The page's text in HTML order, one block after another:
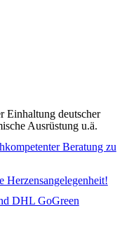
Einhaltung deutscher
Ausrüstung u.ä.
Beratung zu
Herzensangelegenheit!
DHL GoGreen